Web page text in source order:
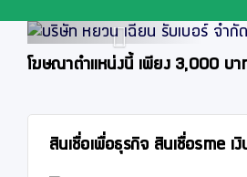
Previous
โฆษณาตำแหน่งนี้ เพียง 3,000 บา
สินเชื่อเพื่อธุรกิจ สินเชื่อsme